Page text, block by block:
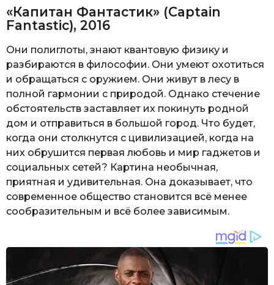
«Капитан Фантастик» (Captain
Fantastic), 2016
Они полиглоты, знают квантовую физику и
разбираются в философии. Они умеют охотиться
и обращаться с оружием. Они живут в лесу в
полной гармонии с природой. Однако стечение
обстоятельств заставляет их покинуть родной
дом и отправиться в большой город. Что будет,
когда они столкнутся с цивилизацией, когда на
них обрушится первая любовь и мир гаджетов и
социальных сетей? Картина необычная,
приятная и удивительная. Она доказывает, что
современное общество становится всё менее
сообразительным и всё более зависимым.